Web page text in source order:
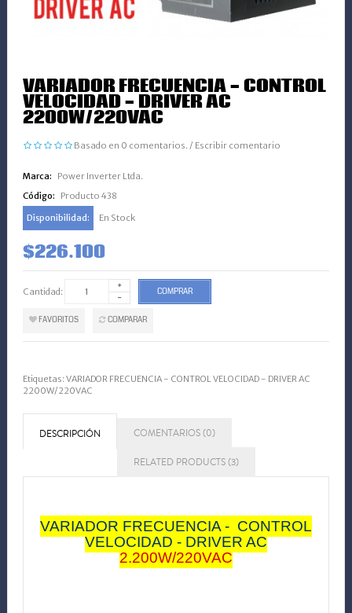
VARIADOR FRECUENCIA - CONTROL
VELOCIDAD - DRIVER AC
2200W/220VAC
Basado en 0 comentarios. / Escribir comentario
Marca:
Power Inverter Ltda.
Código:
Producto 438
Disponibilidad:
En Stock
$226.100
Cantidad: COMPRAR
FAVORITOS COMPARAR
Etiquetas: VARIADOR FRECUENCIA - CONTROL VELOCIDAD - DRIVER AC
2200W/220VAC
DESCRIPCIÓN COMENTARIOS (0)
RELATED PRODUCTS (3)
VARIADOR FRECUENCIA - CONTROL
VELOCIDAD - DRIVER AC
2.200W/220VAC